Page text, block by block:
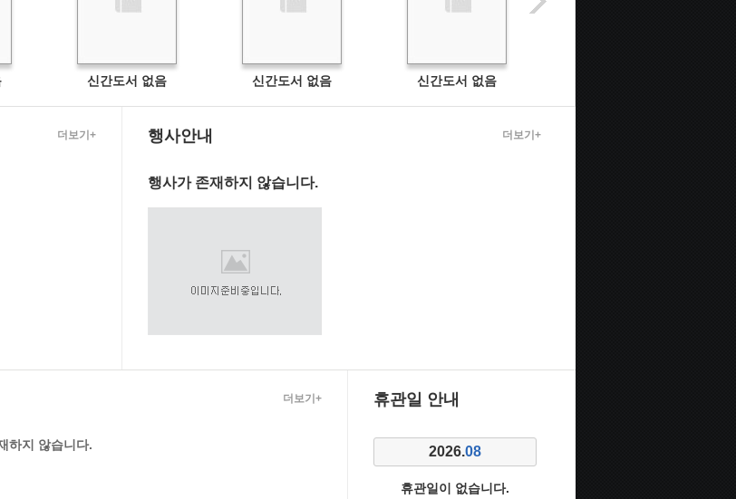
신간도서 없음 신간도서 없음 신간도서 없음
더보기+ 행사안내
행사가 존재하지 않습니다.
더보기+
하지 않습니다.
더보기+ 휴관일 안내
2026.08
휴관일이 없습니다.